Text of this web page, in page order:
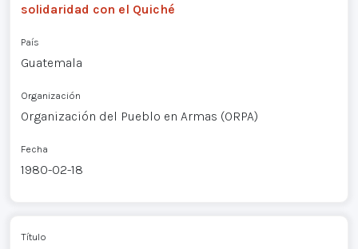
solidaridad con el Quiché
País
Guatemala
Organización
Organización del Pueblo en Armas (ORPA)
Fecha
1980-02-18
Título